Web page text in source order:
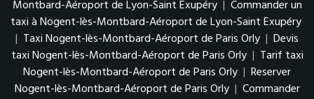
Montbard-Aéroport de Lyon-Saint Exupéry | Commander un
taxi à Nogent-lès-Montbard-Aéroport de Lyon-Saint Exupéry
| Taxi Nogent-lès-Montbard-Aéroport de Paris Orly | Devis
taxi Nogent-lès-Montbard-Aéroport de Paris Orly | Tarif taxi
Nogent-lès-Montbard-Aéroport de Paris Orly | Reserver
Nogent-lès-Montbard-Aéroport de Paris Orly | Commander